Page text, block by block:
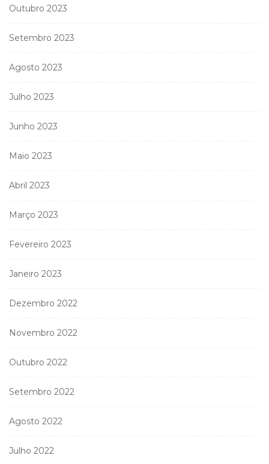
Outubro 2023
Setembro 2023
Agosto 2023
Julho 2023
Junho 2023
Maio 2023
Abril 2023
Março 2023
Fevereiro 2023
Janeiro 2023
Dezembro 2022
Novembro 2022
Outubro 2022
Setembro 2022
Agosto 2022
Julho 2022